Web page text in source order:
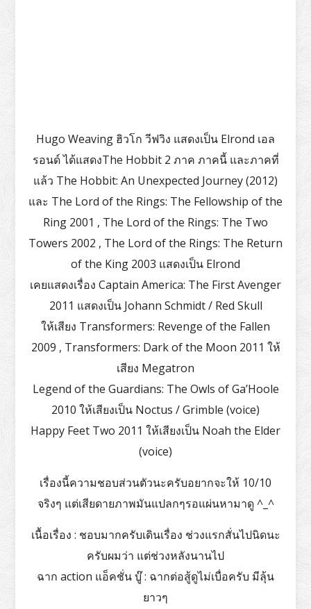
Hugo Weaving ฮิวโก วีฟวิง แสดงเป็น Elrond เอล
รอนด์ ได้แสดงThe Hobbit 2 ภาค ภาคนี้ และภาคที่
แล้ว The Hobbit: An Unexpected Journey (2012)
และ The Lord of the Rings: The Fellowship of the
Ring 2001 , The Lord of the Rings: The Two
Towers 2002 , The Lord of the Rings: The Return
of the King 2003 แสดงเป็น Elrond
เคยแสดงเรื่อง Captain America: The First Avenger
2011 แสดงเป็น Johann Schmidt / Red Skull
ให้เสียง Transformers: Revenge of the Fallen
2009 , Transformers: Dark of the Moon 2011 ให้
เสียง Megatron
Legend of the Guardians: The Owls of Ga’Hoole
2010 ให้เสียงเป็น Noctus / Grimble (voice)
Happy Feet Two 2011 ให้เสียงเป็น Noah the Elder
(voice)
เรื่องนี้ความชอบส่วนตัวนะครับอยากจะให้ 10/10
จริงๆ แต่เสียดายภาพมันแปลกๆรอแผ่นหามาดู ^_^
เนื้อเรื่อง : ชอบมากครับเดินเรื่อง ช่วงแรกสั่นไปนิดนะ
ครับผมว่า แต่ช่วงหลังนานไป
ฉาก action แอ็คชั่น บู๊ : ฉากต่อสู้ดูไม่เบื่อครับ มีลุ้น
ยาวๆ